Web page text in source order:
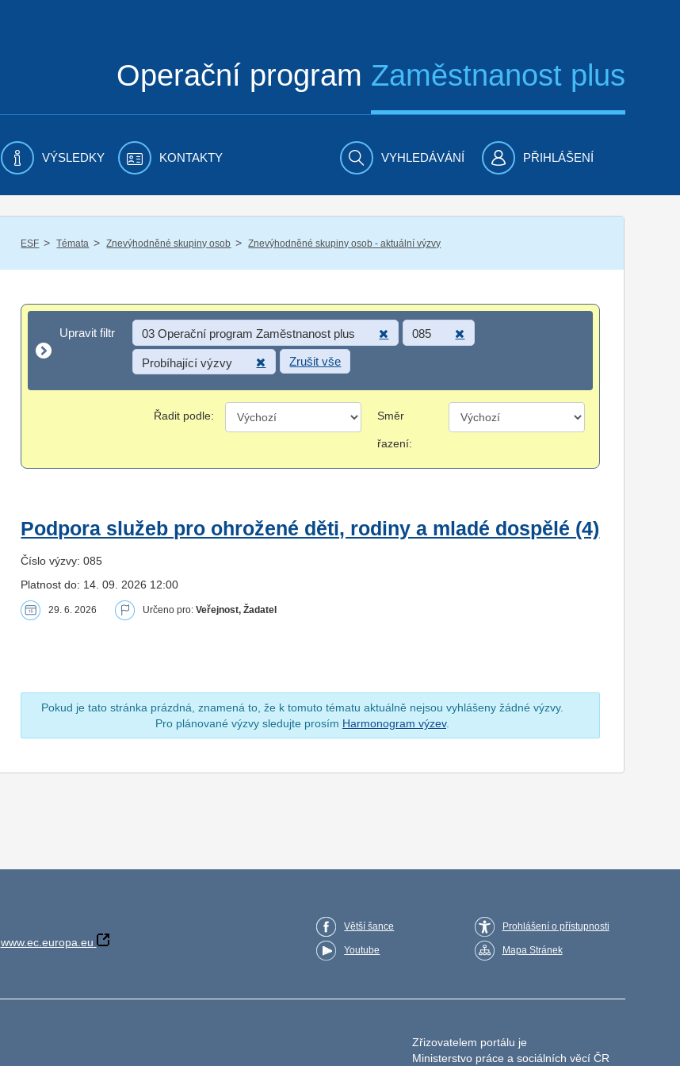
Operační program Zaměstnanost plus
VÝSLEDKY KONTAKTY VYHLEDÁVÁNÍ PŘIHLÁŠENÍ
ESF / Témata / Znevýhodněné skupiny osob / Znevýhodněné skupiny osob - aktuální výzvy
Upravit filtr
Upravit filtr 03 Operační program Zaměstnanost plus 085
Probíhající výzvy Zrušit vše
Řadit podle: Směr
řazení:
Podpora služeb pro ohrožené děti, rodiny a mladé dospělé (4)
Číslo výzvy: 085
Platnost do: 14. 09. 2026 12:00
29. 6. 2026 Určeno pro:Veřejnost, Žadatel
Pokud je tato stránka prázdná, znamená to, že k tomuto tématu aktuálně nejsou vyhlášeny žádné výzvy.
Pro plánované výzvy sledujte prosím Harmonogram výzev.
www.ec.europa.eu
Větší šance
Youtube
Prohlášení o přístupnosti
Mapa Stránek
Zřizovatelem portálu je
Ministerstvo práce a sociálních věcí ČR